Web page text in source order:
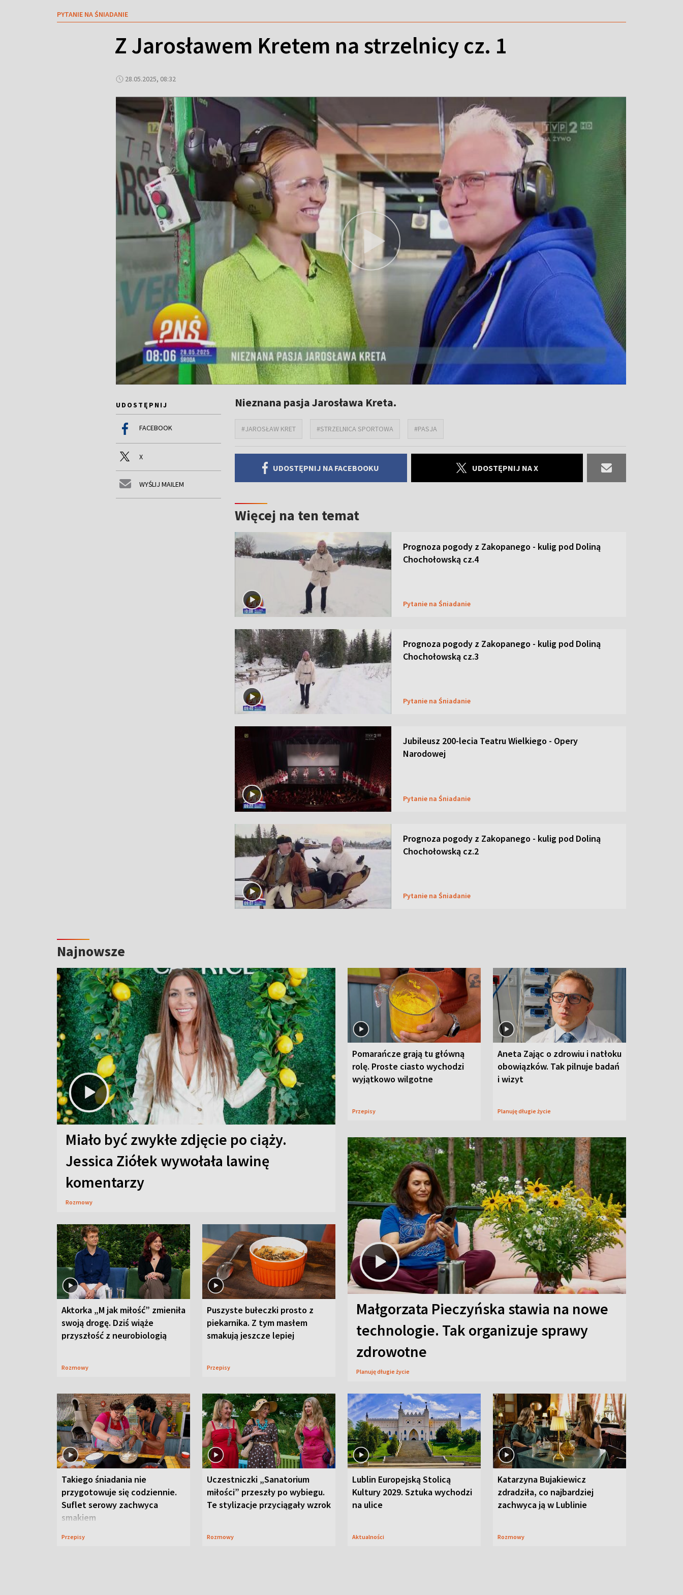
PYTANIE NA ŚNIADANIE
Z Jarosławem Kretem na strzelnicy cz. 1
28.05.2025, 08:32
UDOSTĘPNIJ
FACEBOOK
X
WYŚLIJ MAILEM
Nieznana pasja Jarosława Kreta.
#JAROSŁAW KRET #STRZELNICA SPORTOWA #PASJA
UDOSTĘPNIJ NA FACEBOOKU UDOSTĘPNIJ NA X
Więcej na ten temat
Prognoza pogody z Zakopanego - kulig pod Doliną
Chochołowską cz.4
Pytanie na Śniadanie
Prognoza pogody z Zakopanego - kulig pod Doliną
Chochołowską cz.3
Pytanie na Śniadanie
Jubileusz 200-lecia Teatru Wielkiego - Opery
Narodowej
Pytanie na Śniadanie
Prognoza pogody z Zakopanego - kulig pod Doliną
Chochołowską cz.2
Pytanie na Śniadanie
Najnowsze
Miało być zwykłe zdjęcie po ciąży.
Jessica Ziółek wywołała lawinę
komentarzy
Rozmowy
Pomarańcze grają tu główną
rolę. Proste ciasto wychodzi
wyjątkowo wilgotne
Przepisy
Aneta Zając o zdrowiu i natłoku
obowiązków. Tak pilnuje badań
i wizyt
Planuję długie życie
Aktorka „M jak miłość” zmieniła
swoją drogę. Dziś wiąże
przyszłość z neurobiologią
Rozmowy
Puszyste bułeczki prosto z
piekarnika. Z tym masłem
smakują jeszcze lepiej
Przepisy
Małgorzata Pieczyńska stawia na nowe
technologie. Tak organizuje sprawy
zdrowotne
Planuję długie życie
Takiego śniadania nie
przygotowuje się codziennie.
Suflet serowy zachwyca
smakiem
Przepisy
Uczestniczki „Sanatorium
miłości” przeszły po wybiegu.
Te stylizacje przyciągały wzrok
Rozmowy
Lublin Europejską Stolicą
Kultury 2029. Sztuka wychodzi
na ulice
Aktualności
Katarzyna Bujakiewicz
zdradziła, co najbardziej
zachwyca ją w Lublinie
Rozmowy